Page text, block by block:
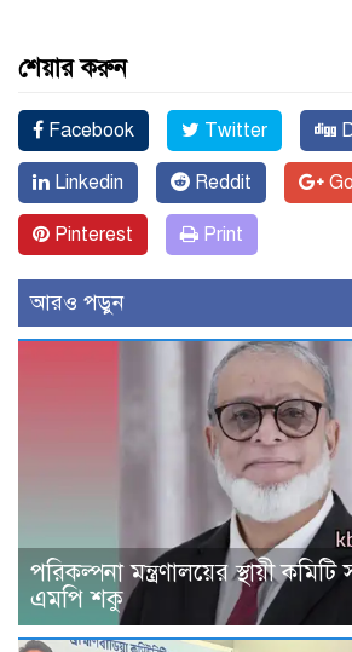
শেয়ার করুন
Facebook Twitter
Linkedin Reddit
Pinterest Print
আরও পড়ুন
পরিকল্পনা মন্ত্রণালয়ের স্থায়ী
এমপি শকু